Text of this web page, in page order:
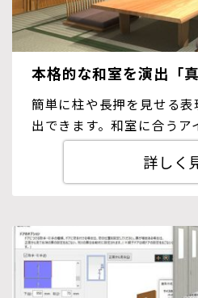
本格的な和室を演出「真
簡単に柱や長押を見せる
出できます。和室に合うア
詳しく